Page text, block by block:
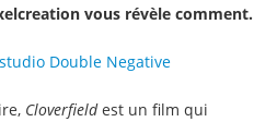
vous révèle comment.
Double Negative
Cloverfieldest un film qui